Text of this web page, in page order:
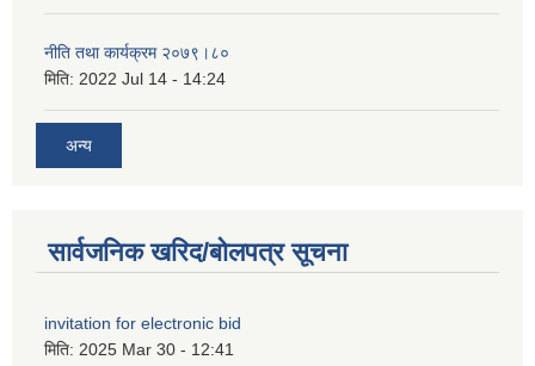
नीति तथा कार्यक्रम २०७९।८०
मिति: 2022 Jul 14 - 14:24
अन्य
सार्वजनिक खरिद/बोलपत्र सूचना
invitation for electronic bid
मिति: 2025 Mar 30 - 12:41